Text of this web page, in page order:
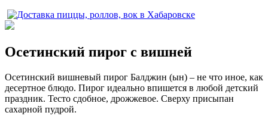
Осетинский пирог с вишней
Осетинский вишневый пирог Балджин (ын) – не что иное, как
десертное блюдо. Пирог идеально впишется в любой детский
праздник. Тесто сдобное, дрожжевое. Сверху присыпан
сахарной пудрой.